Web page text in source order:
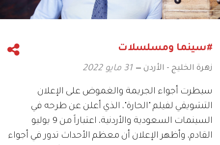
#سينما ومسلسلات
زهرة الخليج - الأردن 31 مايو 2022
سيطرت أجواء الجريمة والغموض على الإعلان
التشويقي لفيلم "الحارة"، الذي أعلن عن طرحه في
السينمات السعودية والأردنية، اعتباراً من 9 يوليو
القادم، وأظهر الإعلان أن معظم الأحداث تدور في أجواء